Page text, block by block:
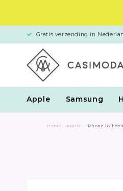
Gratis verzending in
Apple Samsung
Home Apple iPhone 16